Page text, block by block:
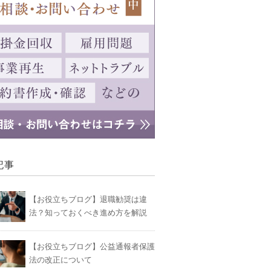
事
【お役立ちブログ】退職勧奨は違
法？知っておくべき進め方を解説
【お役立ちブログ】公益通報者保護
法の改正について